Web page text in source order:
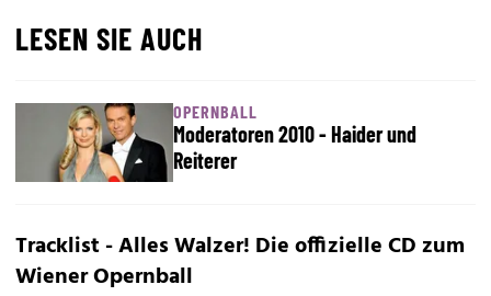
LESEN SIE AUCH
OPERNBALL
Moderatoren 2010 - Haider und
Reiterer
Tracklist - Alles Walzer! Die offizielle CD zum
Wiener Opernball